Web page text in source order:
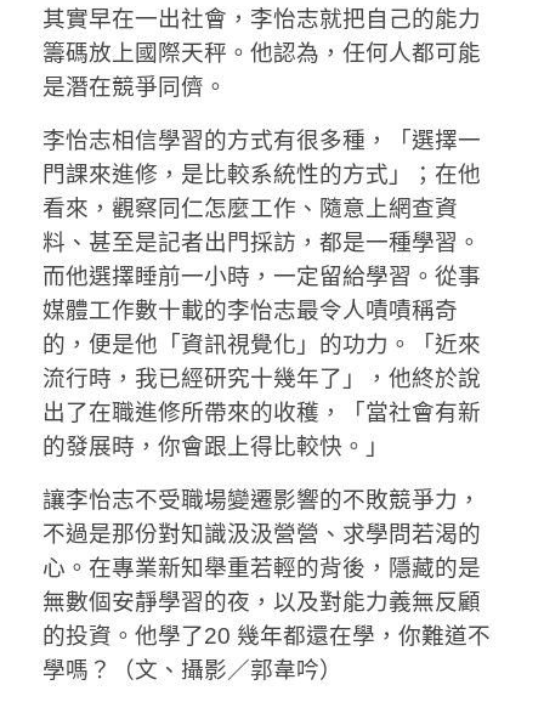
其實早在一出社會，李怡志就把自己的能力
籌碼放上國際天秤。他認為，任何人都可能
是潛在競爭同儕。
李怡志相信學習的方式有很多種，「選擇一
門課來進修，是比較系統性的方式」；在他
看來，觀察同仁怎麼工作、隨意上網查資
料、甚至是記者出門採訪，都是一種學習。
而他選擇睡前一小時，一定留給學習。從事
媒體工作數十載的李怡志最令人嘖嘖稱奇
的，便是他「資訊視覺化」的功力。「近來
流行時，我已經研究十幾年了」，他終於說
出了在職進修所帶來的收穫，「當社會有新
的發展時，你會跟上得比較快。」
讓李怡志不受職場變遷影響的不敗競爭力，
不過是那份對知識汲汲營營、求學問若渴的
心。在專業新知舉重若輕的背後，隱藏的是
無數個安靜學習的夜，以及對能力義無反顧
的投資。他學了20 幾年都還在學，你難道不
學嗎？（文、攝影／郭韋吟）